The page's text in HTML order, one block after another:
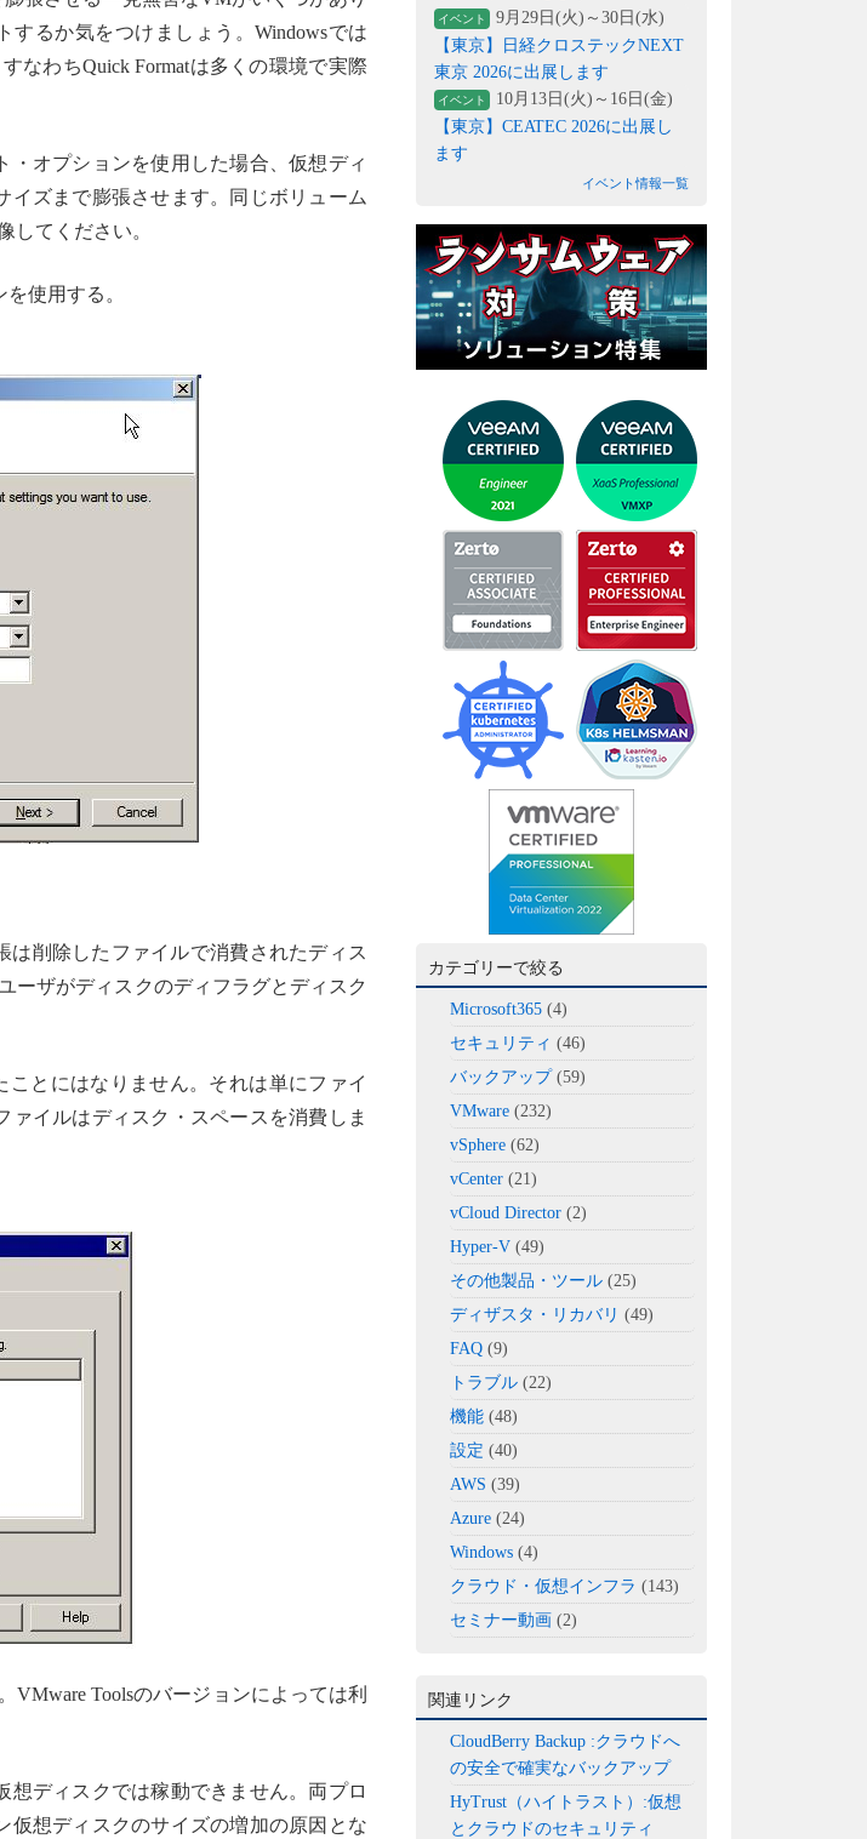
するか気をつけましょう。Windowsでは
なわちQuick Formatは多くの環境で実際
・オプションを使用した場合、仮想ディ
イズまで膨張させます。同じボリューム
してください。
使用する。
は削除したファイルで消費されたディス
ーザがディスクのディフラグとディスク
とにはなりません。それは単にファイ
イルはディスク・スペースを消費しま
Toolsのバージョンによっては利
ディスクでは稼動できません。両プロ
仮想ディスクのサイズの増加の原因とな
イベント
9月29日(火)～30日(水)
【東京】日経クロステックNEXT
東京 2026に出展します
イベント
10月13日(火)～16日(金)
【東京】CEATEC 2026に出展し
ます
イベント情報一覧
カテゴリーで絞る
Microsoft365 (4)
セキュリティ (46)
バックアップ(59)
VMware (232)
vSphere (62)
vCenter (21)
vCloud Director (2)
Hyper-V (49)
その他製品・ツール (25)
ディザスタ・リカバリ (49)
FAQ (9)
トラブル (22)
機能 (48)
設定 (40)
AWS (39)
Azure (24)
Windows (4)
クラウド・仮想インフラ (143)
セミナー動画 (2)
関連リンク
CloudBerry Backup :クラウドへ
の安全で確実なバックアップ
HyTrust（ハイトラスト）:仮想
とクラウドのセキュリティ